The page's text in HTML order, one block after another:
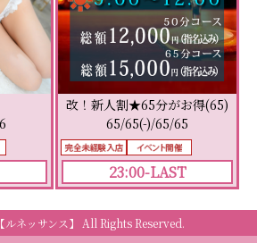
改！新人割★65分がお得(65)
65/65(-)/65/65
23:00-LAST
ネッサンス】 All Rights Reserved.